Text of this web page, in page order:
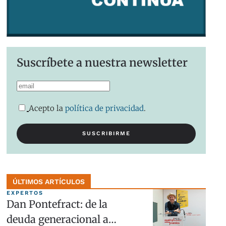
Suscríbete a nuestra newsletter
Acepto lapolítica de privacidad.
ÚLTIMOS ARTÍCULOS
EXPERTOS
Dan Pontefract: de la
deuda generacional a…